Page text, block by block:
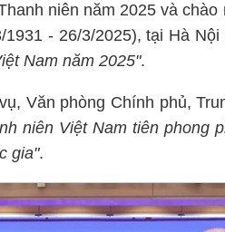
niên năm 2025 và
- 26/3/2025), tại Hà
Nam năm 2025".
Văn phòng Chính phủ,
niên Việt Nam tiên phong
gia".